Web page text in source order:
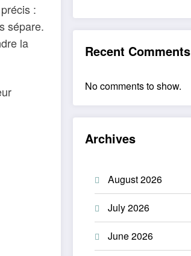
:
sépare.
la
Recent Comments
No comments to show.
Archives
August 2026
July 2026
June 2026